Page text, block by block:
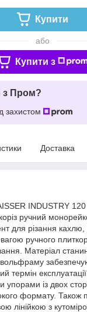
Купити
або
Купити з
з Пром?
захистом
Доставка
INDUSTRY
ручний
для різання кахлю,
ручного
Матеріал
термін
упорами із двох
формату. Також
лінійкою з